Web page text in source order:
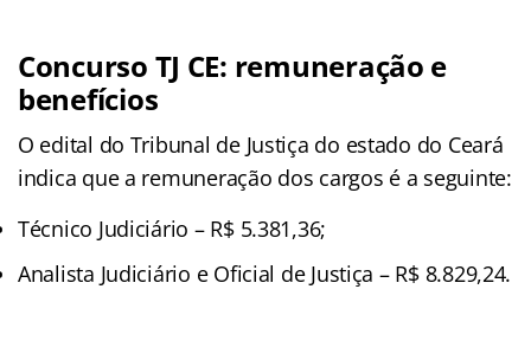
Concurso TJ CE: remuneração e
benefícios
O edital do Tribunal de Justiça do estado do Ceará
indica que a remuneração dos cargos é a seguinte:
Técnico Judiciário – R$ 5.381,36;
Analista Judiciário e Oficial de Justiça – R$ 8.829,24.